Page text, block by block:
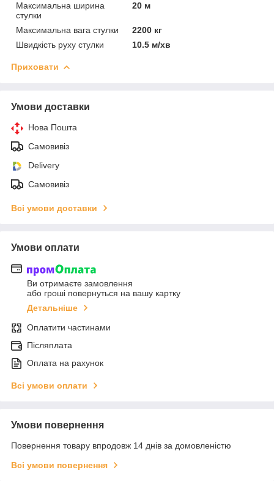
Максимальна ширина
стулки
20 м
Максимальна вага стулки
2200 кг
Швидкість руху стулки
10.5 м/хв
Приховати
Умови доставки
Нова Пошта
Самовивіз
Delivery
Самовивіз
Всі умови доставки
Умови оплати
Ви отримаєте замовлення
або гроші повернуться на вашу картку
Детальніше
Оплатити частинами
Післяплата
Оплата на рахунок
Всі умови оплати
Умови повернення
Повернення товару впродовж 14 днів за домовленістю
Всі умови повернення